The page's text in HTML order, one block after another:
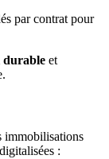
par contrat pour
durable et
immobilisations
: